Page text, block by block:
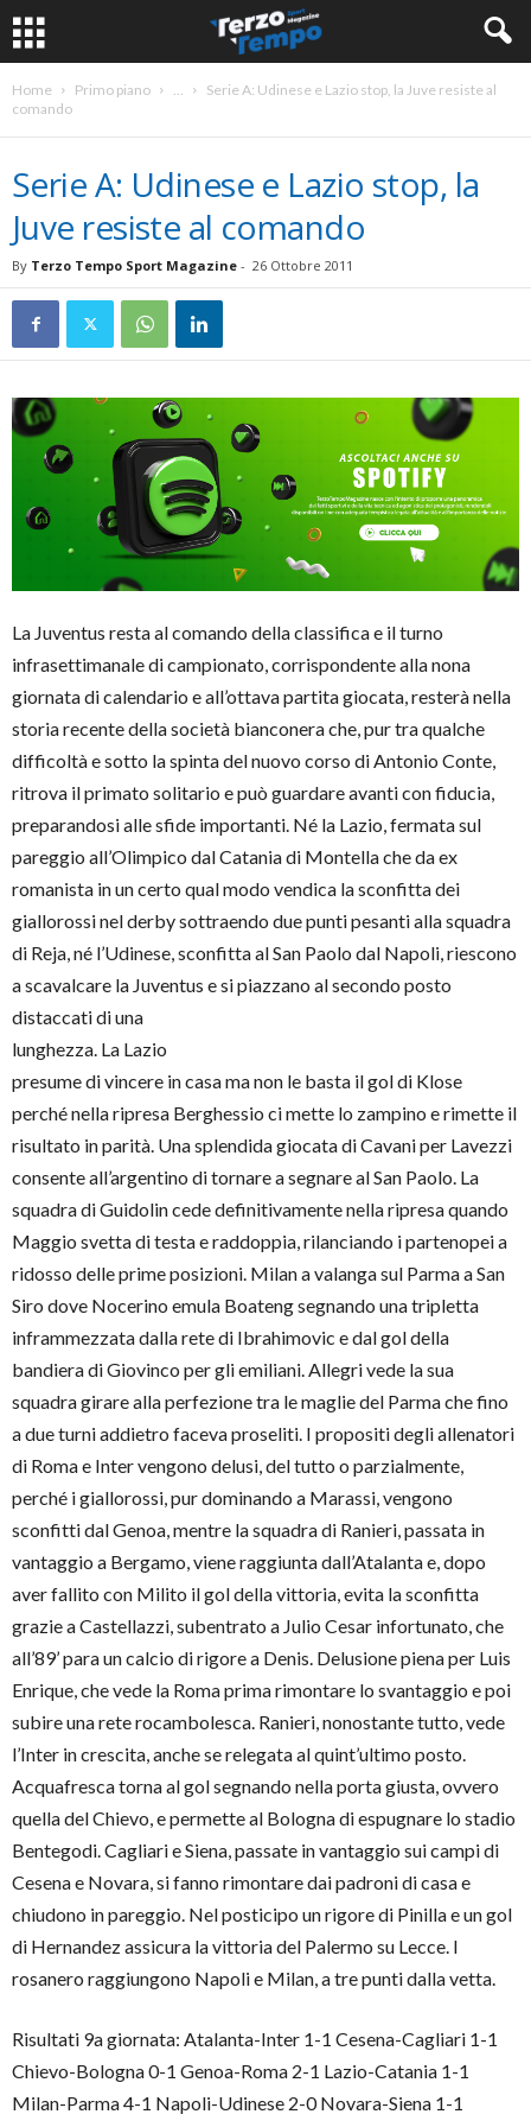
Home Primo piano ...
Serie A: Udinese e Lazio stop, la Juve resiste al
comando
Serie A: Udinese e Lazio stop, la
Juve resiste al comando
By Terzo Tempo Sport Magazine - 26 Ottobre 2011
La Juventus resta al comando della classifica e il turno
infrasettimanale di campionato, corrispondente alla nona
giornata di calendario e all’ottava partita giocata, resterà nella
storia recente della società bianconera che, pur tra qualche
difficoltà e sotto la spinta del nuovo corso di Antonio Conte,
ritrova il primato solitario e può guardare avanti con fiducia,
preparandosi alle sfide importanti. Né la Lazio, fermata sul
pareggio all’Olimpico dal Catania di Montella che da ex
romanista in un certo qual modo vendica la sconfitta dei
giallorossi nel derby sottraendo due punti pesanti alla squadra
di Reja, né l’Udinese, sconfitta al San Paolo dal Napoli, riescono
a scavalcare la Juventus esi piazzano al secondo posto
distaccati di una
lunghezza. La Lazio
presume di vincere in casa ma non le basta il gol di Klose
perché nella ripresa Berghessio ci mette lo zampino e rimette il
risultato in parità. Una splendida giocata di Cavani per Lavezzi
consente all’argentino di tornare a segnare al San Paolo. La
squadra di Guidolin cede definitivamente nella ripresa quando
Maggio svetta di testa e raddoppia, rilanciando i partenopei a
ridosso delle prime posizioni. Milan a valanga sul Parma a San
Siro dove Nocerino emula Boateng segnando una tripletta
inframmezzata dalla rete di Ibrahimovic e dal gol della
bandiera di Giovinco per gli emiliani. Allegri vede la sua
squadra girare alla perfezione tra le maglie del Parma che fino
a due turni addietro faceva proseliti. I propositi degli allenatori
di Roma e Inter vengono delusi, del tutto o parzialmente,
perché i giallorossi, pur dominando a Marassi, vengono
sconfitti dal Genoa, mentre la squadra di Ranieri, passata in
vantaggio a Bergamo, viene raggiunta dall’Atalanta e, dopo
aver fallito con Milito il gol della vittoria, evita la sconfitta
grazie a Castellazzi, subentrato a Julio Cesar infortunato, che
all’89’ para un calcio di rigore a Denis. Delusione piena per Luis
Enrique, che vede la Roma prima rimontare lo svantaggio e poi
subire una rete rocambolesca. Ranieri, nonostante tutto, vede
l’Inter in crescita, anche se relegata al quint’ultimo posto.
Acquafresca torna al gol segnando nella porta giusta, ovvero
quella del Chievo, e permette al Bologna di espugnare lo stadio
Bentegodi. Cagliari e Siena, passate in vantaggio sui campi di
Cesena e Novara, si fanno rimontare dai padroni di casa e
chiudono in pareggio. Nel posticipo un rigore di Pinilla e un gol
di Hernandez assicura la vittoria del Palermo su Lecce. I
rosanero raggiungono Napoli e Milan, a tre punti dalla vetta.
Risultati 9a giornata: Atalanta-Inter 1-1 Cesena-Cagliari 1-1
Chievo-Bologna 0-1 Genoa-Roma 2-1 Lazio-Catania 1-1
Milan-Parma 4-1 Napoli-Udinese 2-0 Novara-Siena 1-1